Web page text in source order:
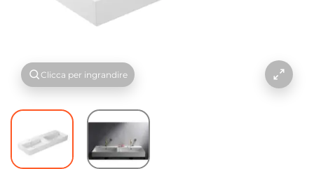
Clicca per ingrandire